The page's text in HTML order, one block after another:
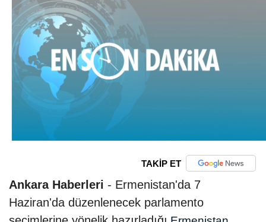
TAKİP ET
Ankara Haberleri - Ermenistan'da 7
Haziran'da düzenlenecek parlamento